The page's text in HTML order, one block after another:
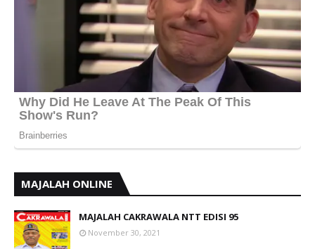
MAJALAH ONLINE
MAJALAH CAKRAWALA NTT EDISI 95
November 30, 2021